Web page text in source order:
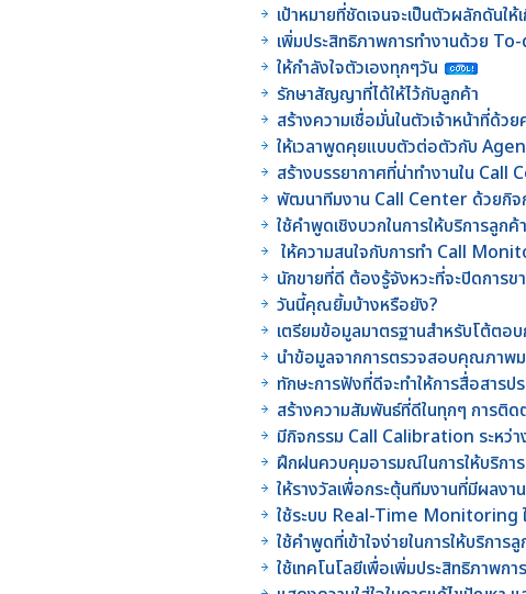
เป้าหมายที่ชัดเจนจะเป็นตัวผลักดันใ
เพิ่มประสิทธิภาพการทำงานด้วย
ให้กำลังใจตัวเองทุกๆวัน
รักษาสัญญาที่ได้ให้ไว้กับลูกค้า
สร้างความเชื่อมั่นในตัวเจ้าหน้าที่ด้ว
ให้เวลาพูดคุยแบบตัวต่อตัวกับ
สร้างบรรยากาศที่น่าทำงานใน
พัฒนาทีมงาน Call Center ด้วยกิจ
ใช้คำพูดเชิงบวกในการให้บริการลูก
ให้ความสนใจกับการทำ Call
นักขายที่ดี ต้องรู้จังหวะที่จะปิดการข
วันนี้คุณยิ้มบ้างหรือยัง?
เตรียมข้อมูลมาตรฐานสำหรับโต้ต
นำข้อมูลจากการตรวจสอบคุณภาพ
ทักษะการฟังที่ดีจะทำให้การสื่อสารป
สร้างความสัมพันธ์ที่ดีในทุกๆ การติ
มีกิจกรรม Call Calibration ระหว่
ฝึกฝนควบคุมอารมณ์ในการให้บริกา
ให้รางวัลเพื่อกระตุ้นทีมงานที่มีผลงา
ใช้ระบบ Real-Time Monitoring
ใช้คำพูดที่เข้าใจง่ายในการให้บริการ
ใช้เทคโนโลยีเพื่อเพิ่มประสิทธิภาพ